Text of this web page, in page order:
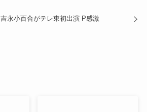
吉永小百合がテレ東初出演 P感激